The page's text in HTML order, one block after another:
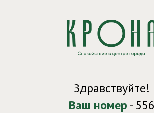
Здравствуйте!
Ваш номер- 556